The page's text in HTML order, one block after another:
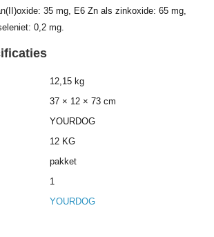
35 mg, E6 Zn als zinkoxide: 65 mg,
0,2 mg.
12,15 kg
37 × 12 × 73 cm
YOURDOG
12 KG
pakket
1
YOURDOG